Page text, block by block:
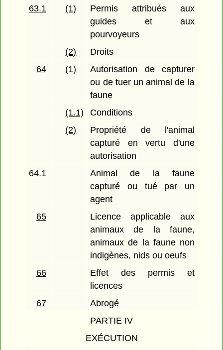
63.1
(1)
Permis attribués aux
guides et aux
pourvoyeurs
(2)
Droits
64
(1)
Autorisation de capturer
ou de tuer un animal de la
faune
(1.1)
Conditions
(2)
Propriété de l'animal
capturé en vertu d'une
autorisation
64.1
Animal de la faune
capturé ou tué par un
agent
65
Licence applicable aux
animaux de la faune,
animaux de la faune non
indigènes, nids ou oeufs
66
Effet des permis et
licences
67
Abrogé
PARTIE IV
EXÉCUTION